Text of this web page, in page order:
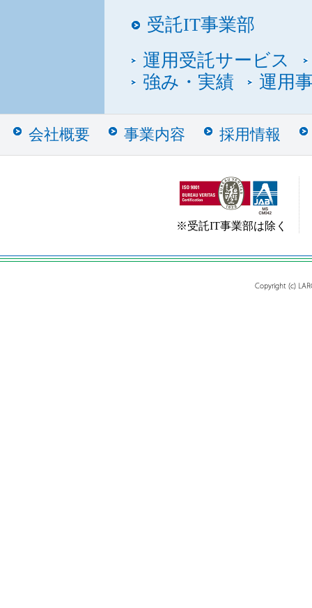
受託IT事業部
運用受託サービス
強み・実績
運用
会社概要 事業内容 採用情報
※受託IT事業部は除く